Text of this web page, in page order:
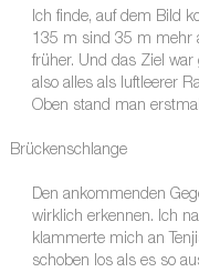
Ich finde, auf dem Bild
135 m sind 35 m mehr
früher. Und das Ziel
also alles als luftleerer
Oben stand man
Brückenschlange
Den ankommenden
wirklich erkennen. Ich
klammerte mich an
schoben los als es so